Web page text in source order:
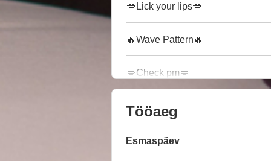
💋Lick your lips💋
🔥Wave Pattern🔥
💋Check pm💋
Tööaeg
Esmaspäev